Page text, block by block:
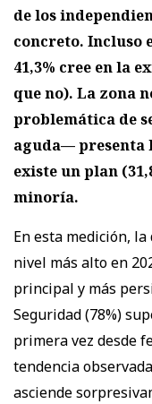
de los
concreto. Incluso
41,3% cree en la
que no). La zona
problemática de
aguda— presenta
existe un plan
minoría.
En esta medición,
nivel más alto en
principal y más
Seguridad (78%)
primera vez desde
tendencia
asciende